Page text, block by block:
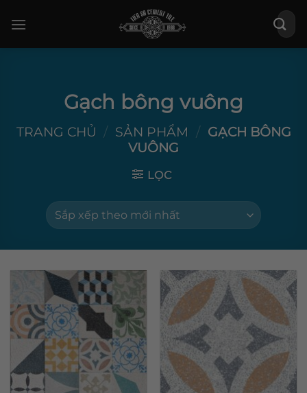
qua
Tìm
kiếm:
Gạch bông vuông
TRANG CHỦ / SẢN PHẨM / GẠCH BÔNG
VUÔNG
LỌC